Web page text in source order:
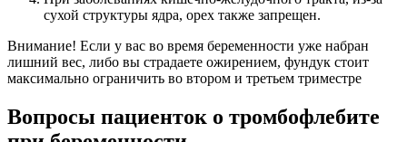
сухой структуры ядра, орех также запрещен.
Внимание! Если у вас во время беременности уже набран
лишний вес, либо вы страдаете ожирением, фундук стоит
максимально ограничить во втором и третьем триместре
Вопросы пациенток о тромбофлебите